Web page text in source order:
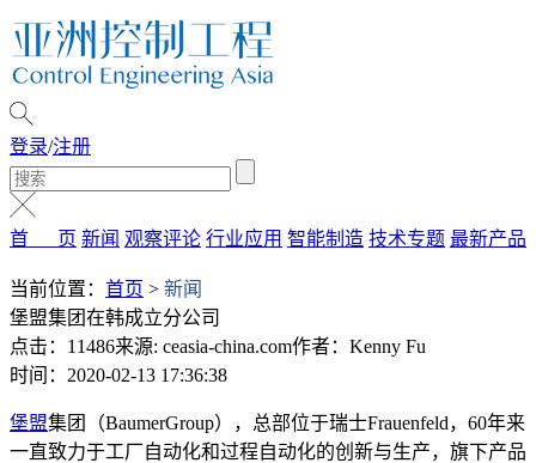
登录/注册
首 页 新闻 观察评论 行业应用 智能制造 技术专题 最新产品
当前位置： 首页 > 新闻
堡盟集团在韩成立分公司
点击：11486来源: ceasia-china.com作者：Kenny Fu
时间：2020-02-13 17:36:38
堡盟集团（BaumerGroup），总部位于瑞士Frauenfeld，60年来
一直致力于工厂自动化和过程自动化的创新与生产，旗下产品